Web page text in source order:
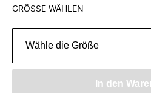
GRÖSSE WÄHLEN
Wähle die Größe
In den